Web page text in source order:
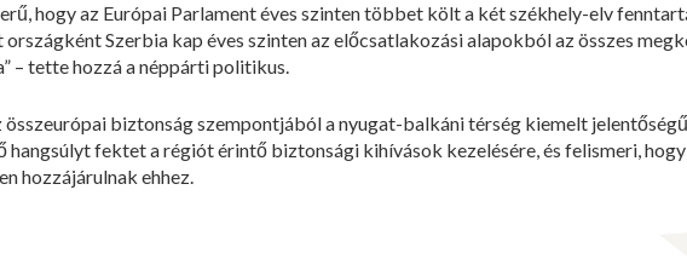
hogy az Európai Parlament éves szinten többet költ a két székhely-elv
Szerbia kap éves szinten az előcsatlakozási alapokból az összes
– tette hozzá a néppárti politikus.
biztonság szempontjából a nyugat-balkáni térség kiemelt
hangsúlyt fektet a régiót érintő biztonsági kihívások kezelésére, és felismeri,
hozzájárulnak ehhez.